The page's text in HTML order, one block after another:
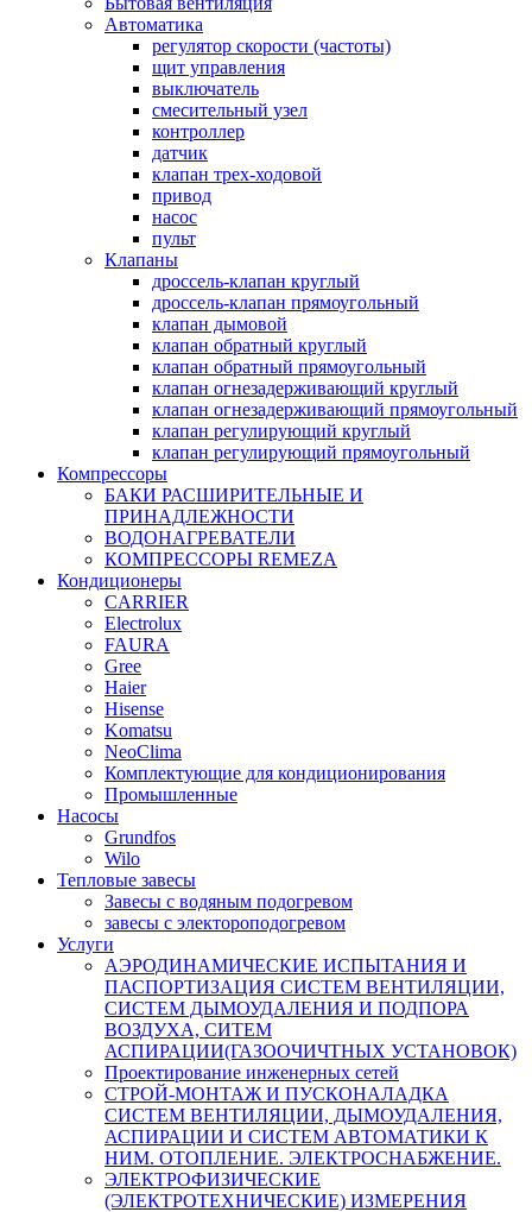
Автоматика
регулятор скорости (частоты)
щит управления
выключатель
смесительный узел
контроллер
датчик
клапан трех-ходовой
привод
насос
пульт
Клапаны
дроссель-клапан круглый
дроссель-клапан прямоугольный
клапан дымовой
клапан обратный круглый
клапан обратный прямоугольный
клапан огнезадерживающий круглый
клапан огнезадерживающий прямоугольный
клапан регулирующий круглый
клапан регулирующий прямоугольный
Компрессоры
БАКИ РАСШИРИТЕЛЬНЫЕ И
ПРИНАДЛЕЖНОСТИ
ВОДОНАГРЕВАТЕЛИ
КОМПРЕССОРЫ REMEZA
Кондиционеры
CARRIER
Electrolux
FAURA
Gree
Haier
Hisense
Komatsu
NeoClima
Комплектующие для кондиционирования
Промышленные
Насосы
Grundfos
Wilo
Тепловые завесы
Завесы с водяным подогревом
завесы с электороподогревом
Услуги
АЭРОДИНАМИЧЕСКИЕ ИСПЫТАНИЯ И
ПАСПОРТИЗАЦИЯ СИСТЕМ ВЕНТИЛЯЦИИ,
СИСТЕМ ДЫМОУДАЛЕНИЯ И ПОДПОРА
ВОЗДУХА, СИТЕМ
АСПИРАЦИИ(ГАЗООЧИЧТНЫХ УСТАНОВОК)
Проектирование инженерных сетей
СТРОЙ-МОНТАЖ И ПУСКОНАЛАДКА
СИСТЕМ ВЕНТИЛЯЦИИ, ДЫМОУДАЛЕНИЯ,
АСПИРАЦИИ И СИСТЕМ АВТОМАТИКИ К
НИМ. ОТОПЛЕНИЕ. ЭЛЕКТРОСНАБЖЕНИЕ.
ЭЛЕКТРОФИЗИЧЕСКИЕ
(ЭЛЕКТРОТЕХНИЧЕСКИЕ) ИЗМЕРЕНИЯ